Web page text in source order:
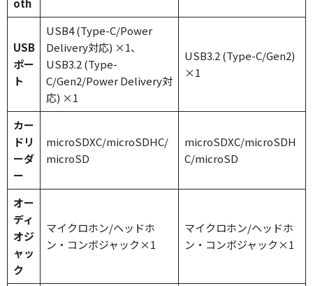
oth
USB
ポー
ト
USB4 (Type-C/Power
Delivery対応) ×1、
USB3.2 (Type-
C/Gen2/Power Delivery対
応) ×1
USB3.2 (Type-C/Gen2)
×1
カー
ドリ
ーダ
ー
microSDXC/microSDHC/
microSD
microSDXC/microSDH
C/microSD
オー
ディ
オジ
ャッ
ク
マイクロホン/ヘッドホ
ン・コンボジャック×1
マイクロホン/ヘッドホ
ン・コンボジャック×1